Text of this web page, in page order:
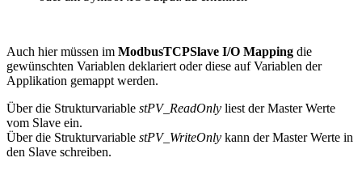
Auch hier müssen im ModbusTCPSlave I/O Mapping die
gewünschten Variablen deklariert oder diese auf Variablen der
Applikation gemappt werden.
Über die Strukturvariable stPV_ReadOnly liest der Master Werte
vom Slave ein.
Über die Strukturvariable stPV_WriteOnly kann der Master Werte in
den Slave schreiben.